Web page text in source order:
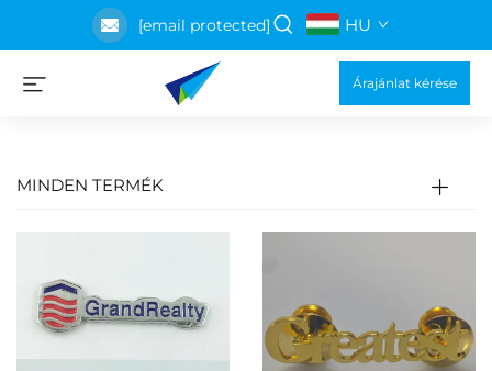
[email protected] HU
Árajánlat kérése
MINDEN TERMÉK